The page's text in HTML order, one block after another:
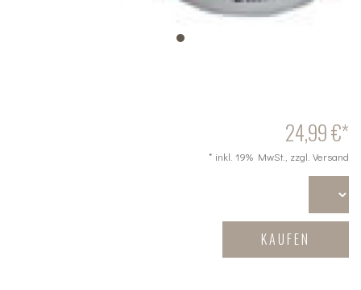
24,99 €*
* inkl. 19% MwSt., zzgl. Versand
KAUFEN